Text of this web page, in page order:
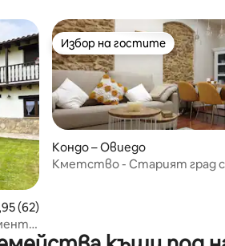
оценка: 4,95 от 5, 62 отзива
(62)
Избор на гостите
Избор на гостите
Кондо – Овиедо
Кметство - Старият град с